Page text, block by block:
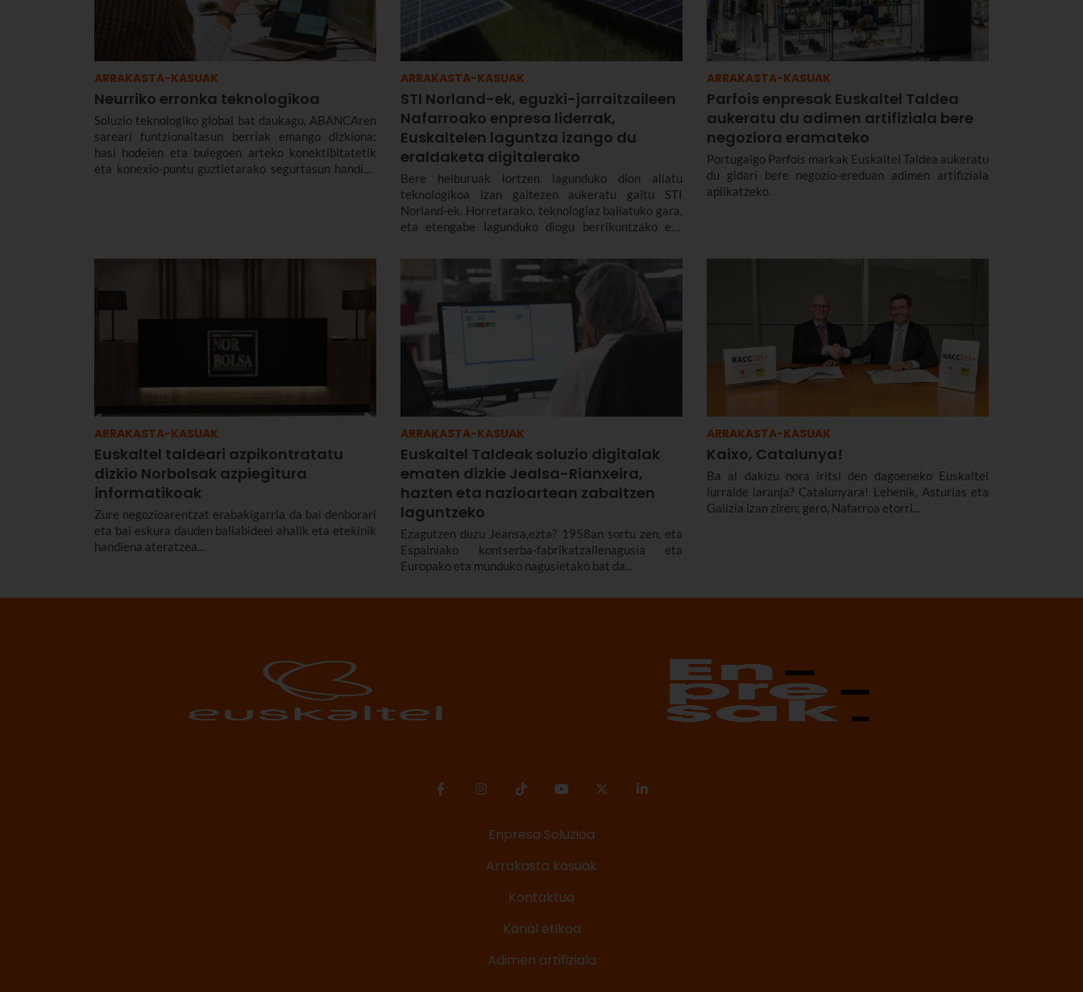
ARRAKASTA-KASUAK
Neurriko erronka teknologikoa
Soluzio teknologiko global bat daukagu, ABANCAren
sareari funtzionaltasun berriak emango dizkiona:
hasi hodeien eta bulegoen arteko konektibitatetik
eta konexio-puntu guztietarako segurtasun handiko
ARRAKASTA-KASUAK
STI Norland-ek, eguzki-jarraitzaileen
Nafarroako enpresa liderrak,
Euskaltelen laguntza izango du
eraldaketa digitalerako
Bere helburuak lortzen lagunduko dion aliatu
teknologikoa izan gaitezen aukeratu gaitu STI
Norland-ek. Horretarako, teknologiaz baliatuko gara,
eta etengabe lagunduko diogu berrikuntzako eta
ARRAKASTA-KASUAK
Parfois enpresak Euskaltel Taldea
aukeratu du adimen artifiziala bere
negoziora eramateko
Portugalgo Parfois markak Euskaltel Taldea aukeratu
du gidari bere negozio-ereduan adimen artifiziala
aplikatzeko.
ARRAKASTA-KASUAK
Euskaltel taldeari azpikontratatu
dizkio Norbolsak azpiegitura
informatikoak
Zure negozioarentzat erabakigarria da bai denborari
eta bai eskura dauden baliabideei ahalik eta etekinik
handiena ateratzea...
ARRAKASTA-KASUAK
Euskaltel Taldeak soluzio digitalak
ematen dizkie Jealsa-Rianxeira,
hazten eta nazioartean zabaltzen
laguntzeko
Ezagutzen duzu Jeansa,ezta? 1958an sortu zen, eta
Espainiako kontserba-fabrikatzailenagusia eta
Europako eta munduko nagusietako bat da...
ARRAKASTA-KASUAK
Kaixo, Catalunya!
Ba al dakizu nora iritsi den dagoeneko Euskaltel
lurralde laranja? Catalunyara! Lehenik, Asturias eta
Galizia izan ziren; gero, Nafarroa etorri...
Enpresa Soluzioa
Arrakasta kasuak
Kontaktua
Kanal etikoa
Adimen artifiziala